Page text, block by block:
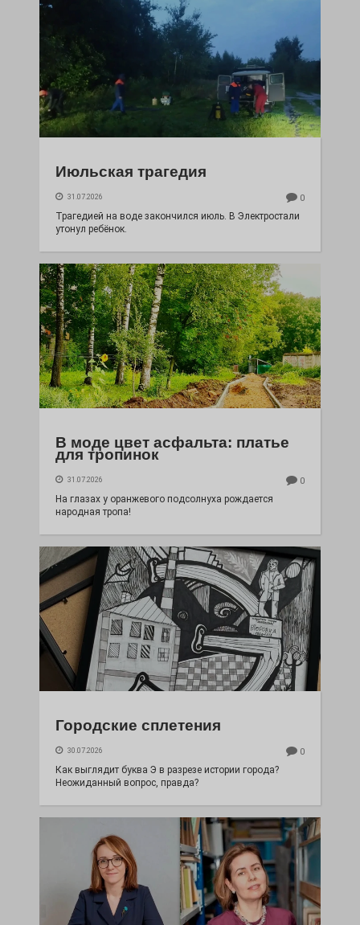
Июльская трагедия
31.07.2026 0
Трагедией на воде закончился июль. В Электростали
утонул ребёнок.
В моде цвет асфальта: платье
для тропинок
31.07.2026 0
На глазах у оранжевого подсолнуха рождается
народная тропа!
Городские сплетения
30.07.2026 0
Как выглядит буква Э в разрезе истории города?
Неожиданный вопрос, правда?